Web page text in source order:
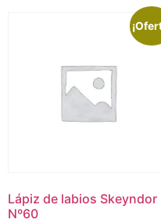
Lápiz de labios Skeyndor
Nº60